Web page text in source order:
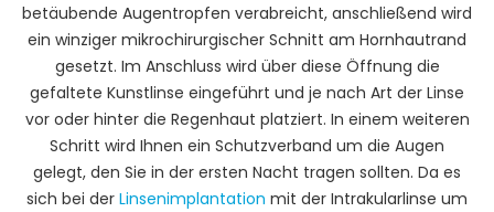
betäubende Augentropfen verabreicht, anschließend wird
ein winziger mikrochirurgischer Schnitt am Hornhautrand
gesetzt. Im Anschluss wird über diese Öffnung die
gefaltete Kunstlinse eingeführt und je nach Art der Linse
vor oder hinter die Regenhaut platziert. In einem weiteren
Schritt wird Ihnen ein Schutzverband um die Augen
gelegt, den Sie in der ersten Nacht tragen sollten. Da es
sich bei der Linsenimplantation mit der Intrakularlinse um